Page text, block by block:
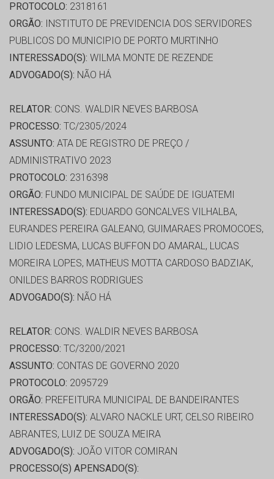
PROTOCOLO: 2318161
ORGÃO: INSTITUTO DE PREVIDENCIA DOS SERVIDORES
PUBLICOS DO MUNICIPIO DE PORTO MURTINHO
INTERESSADO(S): WILMA MONTE DE REZENDE
ADVOGADO(S): NÃO HÁ
RELATOR: CONS. WALDIR NEVES BARBOSA
PROCESSO: TC/2305/2024
ASSUNTO: ATA DE REGISTRO DE PREÇO /
ADMINISTRATIVO 2023
PROTOCOLO: 2316398
ORGÃO: FUNDO MUNICIPAL DE SAÚDE DE IGUATEMI
INTERESSADO(S): EDUARDO GONCALVES VILHALBA,
EURANDES PEREIRA GALEANO, GUIMARAES PROMOCOES,
LIDIO LEDESMA, LUCAS BUFFON DO AMARAL, LUCAS
MOREIRA LOPES, MATHEUS MOTTA CARDOSO BADZIAK,
ONILDES BARROS RODRIGUES
ADVOGADO(S): NÃO HÁ
RELATOR: CONS. WALDIR NEVES BARBOSA
PROCESSO: TC/3200/2021
ASSUNTO: CONTAS DE GOVERNO 2020
PROTOCOLO: 2095729
ORGÃO: PREFEITURA MUNICIPAL DE BANDEIRANTES
INTERESSADO(S): ALVARO NACKLE URT, CELSO RIBEIRO
ABRANTES, LUIZ DE SOUZA MEIRA
ADVOGADO(S): JOÃO VITOR COMIRAN
PROCESSO(S) APENSADO(S):